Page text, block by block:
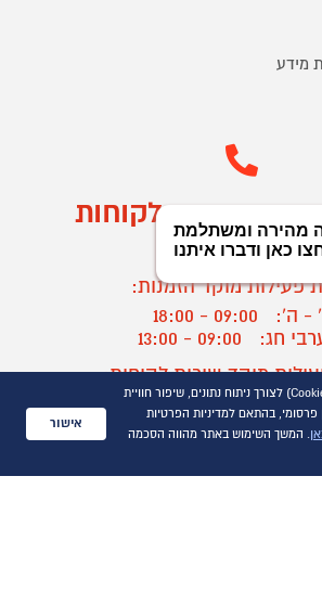
מידע
ושירות לקוחות
03-9545370
פעילות מוקד הזמנות:
- ה':
09:00 - 18:00
חג:
09:00 - 13:00
מוקד שירות לקוחות:
- ד':
09:00 - 16:30
ה :
09:00 - 16:00
המועד
?
אתר זה משתמש בעוגיות (Cookies) לצורך ניתוח נתונים, שיפור חוויית
פרסומי, בהתאם למדיניות הפרטיות
. המשך השימוש באתר מהווה הסכמה
אישור